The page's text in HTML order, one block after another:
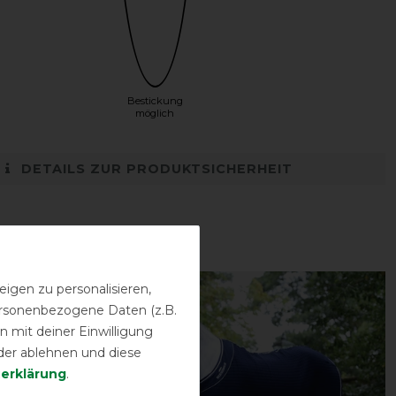
Bestickung
möglich
DETAILS ZUR PRODUKTSICHERHEIT
-40%
zu personalisieren,
Daten (z.B.
mit deiner Einwilligung
ablehnen und diese
.